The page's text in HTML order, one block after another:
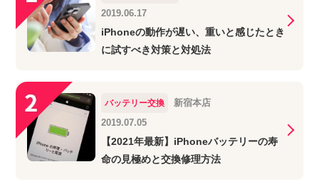
2019.06.17
iPhoneの動作が遅い、重いと感じたとき
に試すべき対策と対処法
バッテリー交換
新宿本店
2019.07.05
【2021年最新】iPhoneバッテリーの寿
命の見極めと交換修理方法